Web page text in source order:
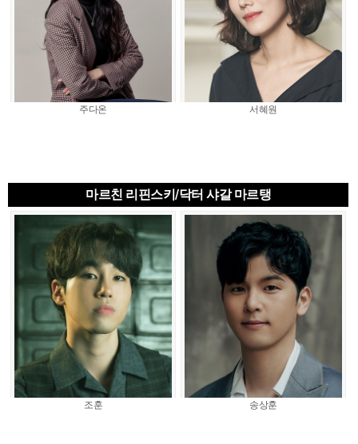
주다온 서혜원
마르친 리핀스키/닥터 샤갈 마르탱
조훈 송상훈